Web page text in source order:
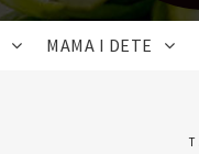
MAMA I DETE